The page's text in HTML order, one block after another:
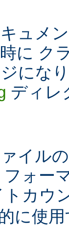
ュメ
に ク
にな
ディレ
イル
フォー
トカウ
に使